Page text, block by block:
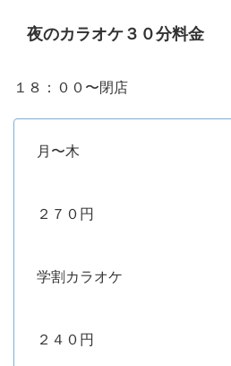
夜のカラオケ３０分料金
１８：００〜閉店
月〜木
２７０円
学割カラオケ
２４０円